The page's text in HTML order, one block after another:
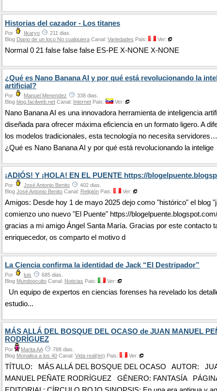
Historias del cazador - Los titanes
Por Iikaryo
211 dias.
Blog Diario de un loco No cualquiera Canal: Variedades Pais: Ver:
Normal 0 21 false false false ES-PE X-NONE X-NONE
¿Qué es Nano Banana AI y por qué está revolucionando la
artificial?
Por Manuel Menendez
338 dias.
Blog blog.facilweb.net Canal: Internet Pais: Ver:
Nano Banana AI es una innovadora herramienta de inteligencia
diseñada para ofrecer máxima eficiencia en un formato ligero. A
los modelos tradicionales, esta tecnología no necesita
¿Qué es Nano Banana AI y por qué está revolucionando la intelige
¡ADIÓS! Y ¡HOLA! EN EL PUENTE https://
Por José Antonio Benito
402 dias.
Blog José Antonio Benito Canal: Religión Pais: Ver:
Amigos: Desde hoy 1 de mayo 2025 dejo como "histórico" el blog
comienzo uno nuevo "El Puente" https://
gracias a mi amigo Ángel Santa María. Gracias por este contacto
enriquecedor, os comparto el motivo d
La Ciencia confirma la identidad de Jack “El Destripador”
Por luis
685 dias.
Blog Mundooculto Canal: Noticias Pais: Ver:
Un equipo de expertos en ciencias forenses ha revelado los
estudio...
MÁS ALLÁ DEL BOSQUE DEL OCASO de JUAN MANUEL
RODRÍGUEZ
Por Marita AA
788 dias.
Blog Monalisa a los 40 Canal: Vida real(tm) Pais: Ver:
TÍTULO: MÁS ALLÁ DEL BOSQUE DEL OCASO AUTOR:
MANUEL PEÑATE RODRÍGUEZ GÉNERO: FANTASÍA